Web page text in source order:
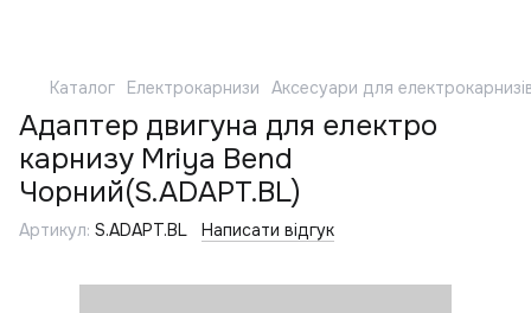
Каталог Електрокарнизи Аксесуари для
Адаптер двигуна для електро
карнизу Mriya Bend
Чорний(S.ADAPT.BL)
Артикул: S.ADAPT.BL Написати відгук